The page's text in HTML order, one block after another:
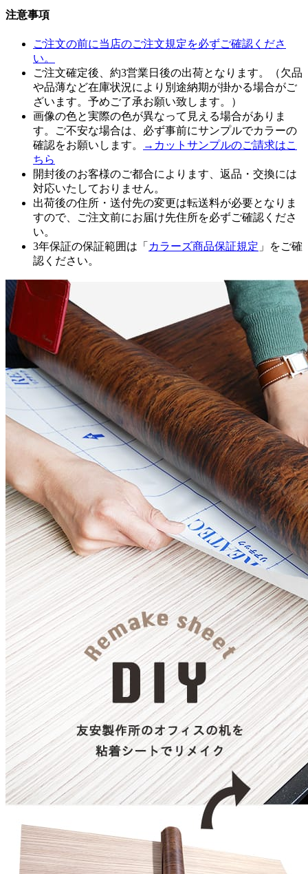
注意事項
ご注文の前に当店のご注文規定を必ずご確認くださ
い。
ご注文確定後、約3営業日後の出荷となります。（欠品
や品薄など在庫状況により別途納期が掛かる場合がご
ざいます。予めご了承お願い致します。）
画像の色と実際の色が異なって見える場合がありま
す。ご不安な場合は、必ず事前にサンプルでカラーの
確認をお願いします。
→カットサンプルのご請求はこ
ちら
開封後のお客様のご都合によります、返品・交換には
対応いたしておりません。
出荷後の住所・送付先の変更は転送料が必要となりま
すので、ご注文前にお届け先住所を必ずご確認くださ
い。
3年保証の保証範囲は「 カラーズ商品保証規定 」をご確
認ください。